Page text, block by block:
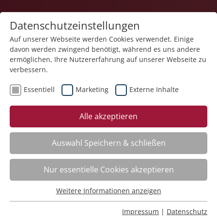
Planung und Dokumentation des
Strukturmodells in Connext Vivendi –
Datenschutzeinstellungen
Auf unserer Webseite werden Cookies verwendet. Einige
davon werden zwingend benötigt, während es uns andere
ermöglichen, Ihre Nutzererfahrung auf unserer Webseite zu
verbessern.
Essentiell Marketing Externe Inhalte
Alle akzeptieren
Auswahl Speichern & schließen
Nur essentielle Cookies akzeptieren
Essentielle Cookies werden für grundlegende Funktionen
Weitere Informationen anzeigen
Impressum | Datenschutz